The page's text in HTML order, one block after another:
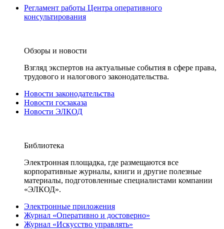
Регламент работы Центра оперативного
консультирования
Обзоры и новости
Взгляд экспертов на актуальные события в сфере права,
трудового и налогового законодательства.
Новости законодательства
Новости госзаказа
Новости ЭЛКОД
Библиотека
Электронная площадка, где размещаются все
корпоративные журналы, книги и другие полезные
материалы, подготовленные специалистами компании
«ЭЛКОД».
Электронные приложения
Журнал «Оперативно и достоверно»
Журнал «Искусство управлять»